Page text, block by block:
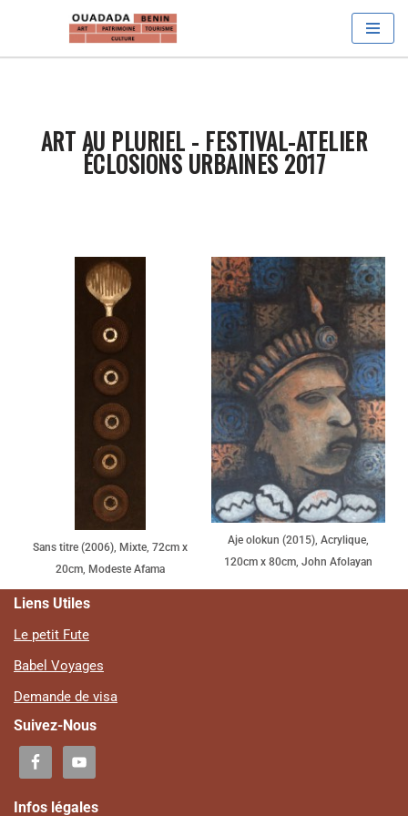
ART AU PLURIEL - FESTIVAL-ATELIER
ÉCLOSIONS URBAINES 2017
Sans titre (2006), Mixte, 72cm x
20cm, Modeste Afama
Aje olokun (2015), Acrylique,
120cm x 80cm, John Afolayan
Liens Utiles
Le petit Fute
Babel Voyages
Demande de visa
Suivez-Nous
Infos légales